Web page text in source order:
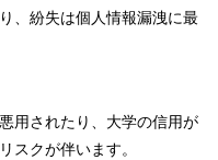
、紛失は個人情報漏洩に最
用されたり、大学の信用が
スクが伴います。